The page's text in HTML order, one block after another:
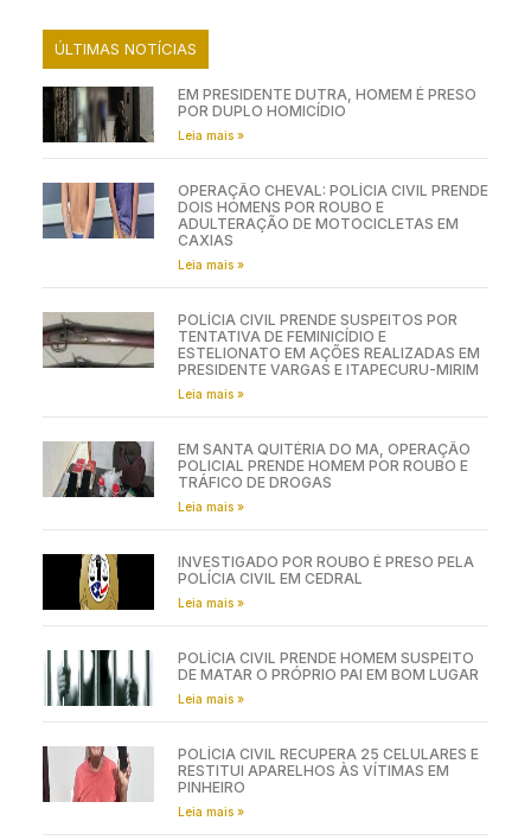
ÚLTIMAS NOTÍCIAS
EM PRESIDENTE DUTRA, HOMEM É PRESO
POR DUPLO HOMICÍDIO
Leia mais »
OPERAÇÃO CHEVAL: POLÍCIA CIVIL PRENDE
DOIS HOMENS POR ROUBO E
ADULTERAÇÃO DE MOTOCICLETAS EM
CAXIAS
Leia mais »
POLÍCIA CIVIL PRENDE SUSPEITOS POR
TENTATIVA DE FEMINICÍDIO E
ESTELIONATO EM AÇÕES REALIZADAS EM
PRESIDENTE VARGAS E ITAPECURU-MIRIM
Leia mais »
EM SANTA QUITÉRIA DO MA, OPERAÇÃO
POLICIAL PRENDE HOMEM POR ROUBO E
TRÁFICO DE DROGAS
Leia mais »
INVESTIGADO POR ROUBO É PRESO PELA
POLÍCIA CIVIL EM CEDRAL
Leia mais »
POLÍCIA CIVIL PRENDE HOMEM SUSPEITO
DE MATAR O PRÓPRIO PAI EM BOM LUGAR
Leia mais »
POLÍCIA CIVIL RECUPERA 25 CELULARES E
RESTITUI APARELHOS ÀS VÍTIMAS EM
PINHEIRO
Leia mais »